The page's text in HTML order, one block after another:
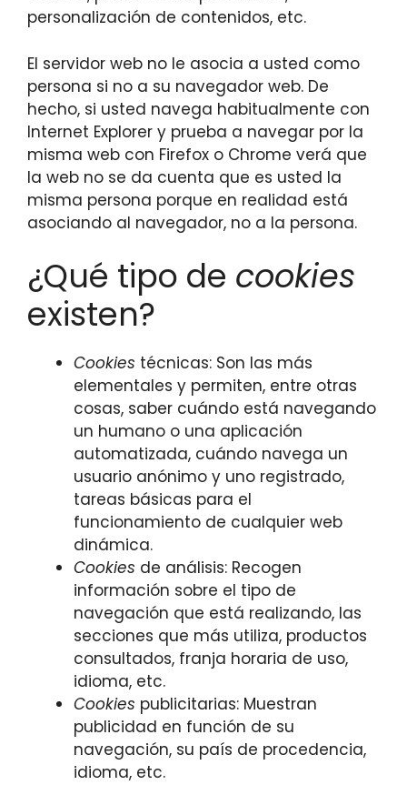
personalización de contenidos, etc.
El servidor web no le asocia a usted como
persona si no a su navegador web. De
hecho, si usted navega habitualmente con
Internet Explorer y prueba a navegar por la
misma web con Firefox o Chrome verá que
la web no se da cuenta que es usted la
misma persona porque en realidad está
asociando al navegador, no a la persona.
¿Qué tipo de cookies
existen?
Cookies técnicas: Son las más
elementales y permiten, entre otras
cosas, saber cuándo está navegando
un humano o una aplicación
automatizada, cuándo navega un
usuario anónimo y uno registrado,
tareas básicas para el
funcionamiento de cualquier web
dinámica.
Cookies de análisis: Recogen
información sobre el tipo de
navegación que está realizando, las
secciones que más utiliza, productos
consultados, franja horaria de uso,
idioma, etc.
Cookies publicitarias: Muestran
publicidad en función de su
navegación, su país de procedencia,
idioma, etc.